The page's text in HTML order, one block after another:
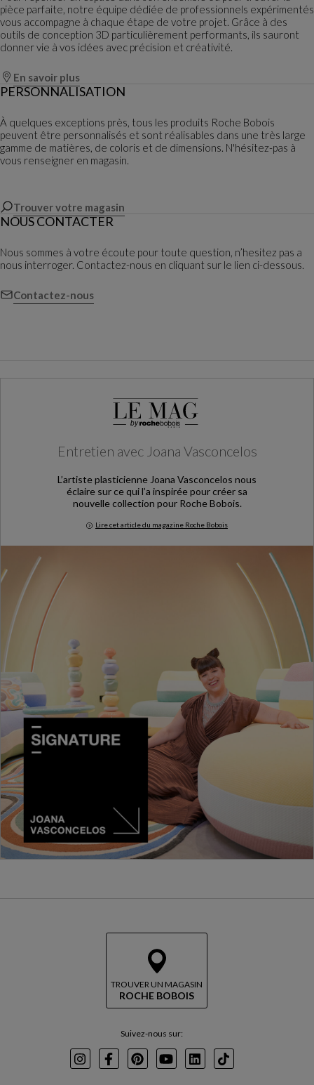
pièce parfaite, notre équipe dédiée de professionnels expérimentés
vous accompagne à chaque étape de votre projet. Grâce à des
outils de conception 3D particulièrement performants, ils sauront
donner vie à vos idées avec précision et créativité.
En savoir plus
PERSONNALISATION
À quelques exceptions près, tous les produits Roche Bobois
peuvent être personnalisés et sont réalisables dans une très large
gamme de matières, de coloris et de dimensions. N'hésitez-pas à
vous renseigner en magasin.
Trouver votre magasin
NOUS CONTACTER
Nous sommes à votre écoute pour toute question, n’hesitez pas a
nous interroger. Contactez-nous en cliquant sur le lien ci-dessous.
Contactez-nous
Entretien avec Joana Vasconcelos
L’artiste plasticienne Joana Vasconcelos nous
éclaire sur ce qui l’a inspirée pour créer sa
nouvelle collection pour Roche Bobois.
Lire cet article du magazine Roche Bobois
Entretien avec Joana Vasconcelos
TROUVER UN MAGASIN
ROCHE BOBOIS
Suivez-nous sur:
InstagramFacebookPinterest
YoutubeLinkedInTikTok